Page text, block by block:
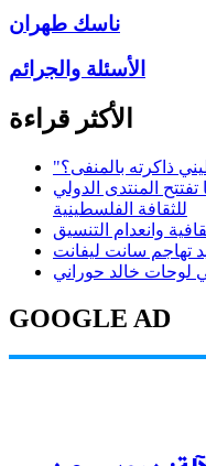
ناسك طهران
الأسئلة والجرائم
الأكثر قراءة
ذاكرته بالمنفى؟
تفتتح المنتدى الدولي
للثقافة الفلسطينية
وانعدام التنسيق
تهاجم سانت ليفانت
لوحات خالد حوراني
GOOGLE AD